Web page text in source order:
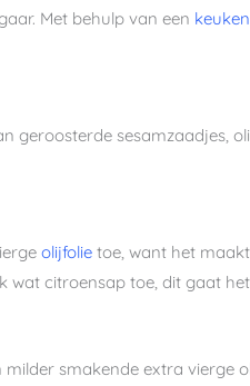
Met behulp van een
geroosterde sesamzaadjes,
olijfolie toe, want het
wat citroensap toe, dit gaat
smakende extra vierge